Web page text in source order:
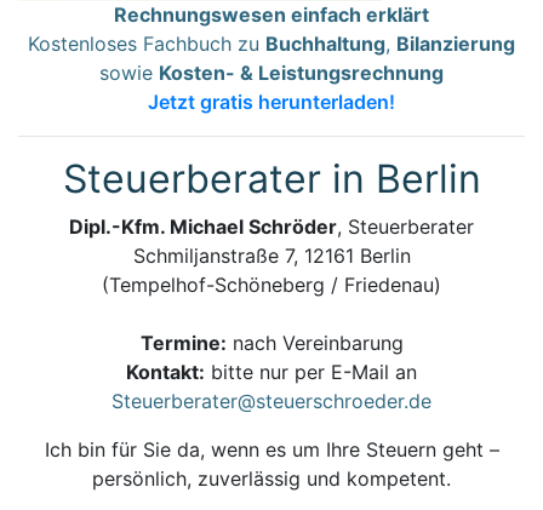
Rechnungswesen einfach erklärt
Kostenloses Fachbuch zu Buchhaltung, Bilanzierung
sowie Kosten- & Leistungsrechnung
Jetzt gratis herunterladen!
Steuerberater in Berlin
Dipl.-Kfm. Michael Schröder, Steuerberater
Schmiljanstraße 7, 12161 Berlin
(Tempelhof-Schöneberg / Friedenau)
Termine: nach Vereinbarung
Kontakt: bitte nur per E-Mail an
Steuerberater@steuerschroeder.de
Ich bin für Sie da, wenn es um Ihre Steuern geht –
persönlich, zuverlässig und kompetent.